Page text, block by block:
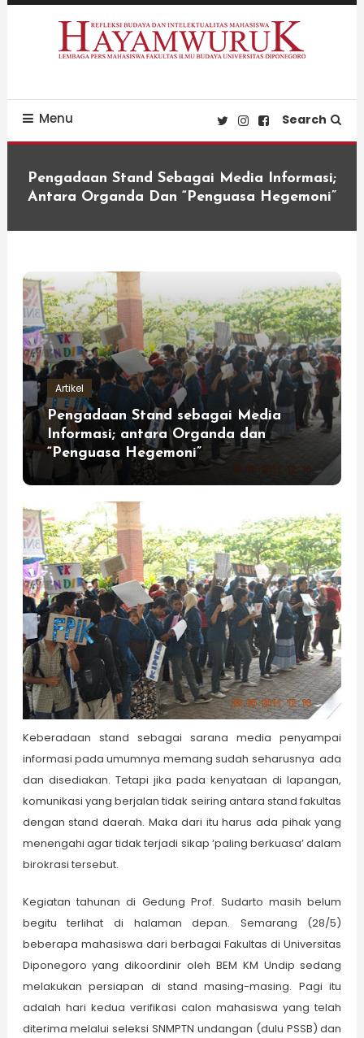
Skip
Menu Search
Pengadaan Stand Sebagai Media Informasi;
Antara Organda Dan “Penguasa Hegemoni”
Artikel
Pengadaan Stand sebagai Media
Informasi; antara Organda dan
“Penguasa Hegemoni”
Keberadaan stand sebagai sarana media penyampai
informasi pada umumnya memang sudah seharusnya ada
dan disediakan. Tetapi jika pada kenyataan di lapangan,
komunikasi yang berjalan tidak seiring antara stand fakultas
dengan stand daerah. Maka dari itu harus ada pihak yang
menengahi agar tidak terjadi sikap ‘paling berkuasa’ dalam
birokrasi tersebut.
Kegiatan tahunan di Gedung Prof. Sudarto masih belum
begitu terlihat di halaman depan. Semarang (28/5)
beberapa mahasiswa dari berbagai Fakultas di Universitas
Diponegoro yang dikoordinir oleh BEM KM Undip sedang
melakukan persiapan di stand masing-masing. Pagi itu
adalah hari kedua verifikasi calon mahasiswa yang telah
diterima melalui seleksi SNMPTN undangan (dulu PSSB) dan